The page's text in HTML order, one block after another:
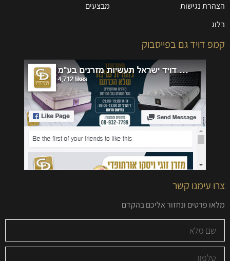
הצהרת נגישות
בלוג
מבצעים
קמפ דויד גם בפייסבוק
צרו עימנו קשר
מלאו פרטים ונחזור אליכם בהקדם